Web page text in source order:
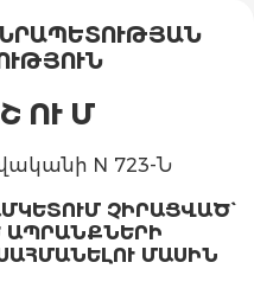
ՈՒ Մ
N 723-Ն
ՉԻՐԱՑՎԱԾ`
ԱՊՐԱՆՔՆԵՐԻ
ՄԱՍԻՆ